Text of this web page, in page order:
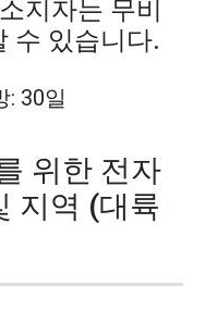
지자는 무비
수 있습니다.
30일
위한 전자
지역 (대륙